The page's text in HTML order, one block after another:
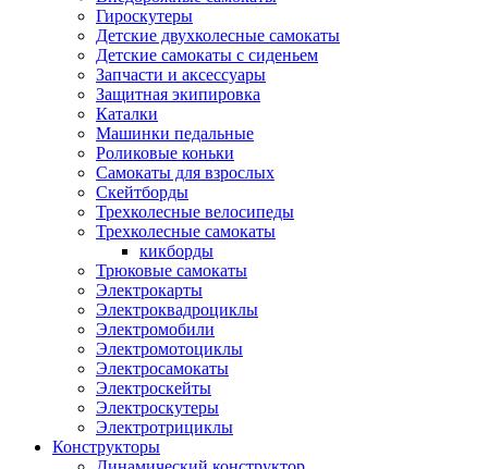
Гироскутеры
Детские двухколесные самокаты
Детские самокаты с сиденьем
Запчасти и аксессуары
Защитная экипировка
Каталки
Машинки педальные
Роликовые коньки
Самокаты для взрослых
Скейтборды
Трехколесные велосипеды
Трехколесные самокаты
кикборды
Трюковые самокаты
Электрокарты
Электроквадроциклы
Электромобили
Электромотоциклы
Электросамокаты
Электроскейты
Электроскутеры
Электротрициклы
Конструкторы